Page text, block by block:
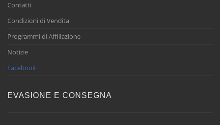
Contatti
Condizioni di Vendita
Programmi di Affiliazione
Notizie
Facebook
EVASIONE E CONSEGNA